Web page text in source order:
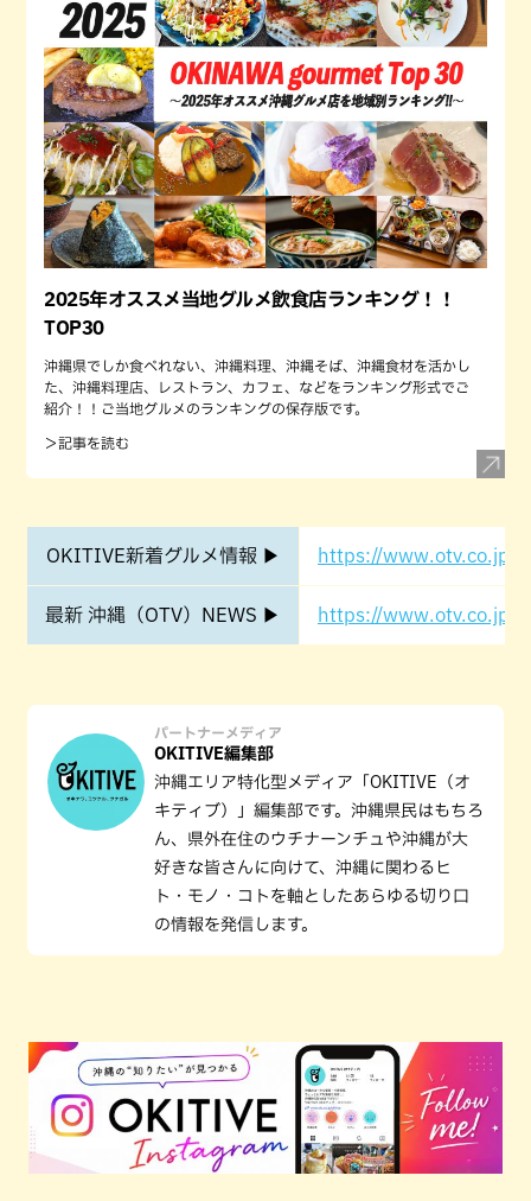
2025年オススメ当地グルメ飲食店ランキング！！
TOP30
沖縄県でしか食べれない、沖縄料理、沖縄そば、沖縄食材を活かし
た、沖縄料理店、レストラン、カフェ、などをランキング形式でご
紹介！！ご当地グルメのランキングの保存版です。
＞記事を読む
OKITIVE新着グルメ情報 ▶ https://www.otv.co.jp/
最新 沖縄（OTV）NEWS ▶ https://www.otv.co.jp/
パートナーメディア
OKITIVE編集部
沖縄エリア特化型メディア「OKITIVE（オ
キティブ）」編集部です。沖縄県民はもちろ
ん、県外在住のウチナーンチュや沖縄が大
好きな皆さんに向けて、沖縄に関わるヒ
ト・モノ・コトを軸としたあらゆる切り口
の情報を発信します。